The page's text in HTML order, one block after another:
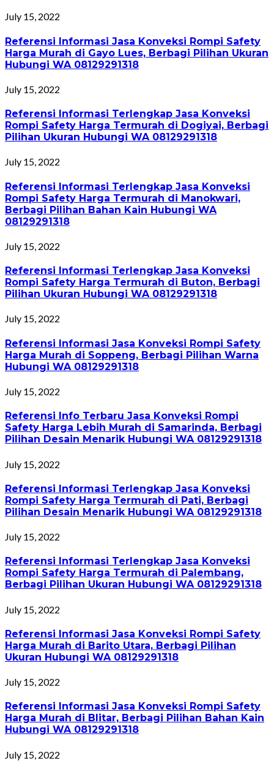
July 15, 2022
Referensi Informasi Jasa Konveksi Rompi Safety
Harga Murah di Gayo Lues, Berbagi Pilihan Ukuran
Hubungi WA 08129291318
July 15, 2022
Referensi Informasi Terlengkap Jasa Konveksi
Rompi Safety Harga Termurah di Dogiyai, Berbagi
Pilihan Ukuran Hubungi WA 08129291318
July 15, 2022
Referensi Informasi Terlengkap Jasa Konveksi
Rompi Safety Harga Termurah di Manokwari,
Berbagi Pilihan Bahan Kain Hubungi WA
08129291318
July 15, 2022
Referensi Informasi Terlengkap Jasa Konveksi
Rompi Safety Harga Termurah di Buton, Berbagi
Pilihan Ukuran Hubungi WA 08129291318
July 15, 2022
Referensi Informasi Jasa Konveksi Rompi Safety
Harga Murah di Soppeng, Berbagi Pilihan Warna
Hubungi WA 08129291318
July 15, 2022
Referensi Info Terbaru Jasa Konveksi Rompi
Safety Harga Lebih Murah di Samarinda, Berbagi
Pilihan Desain Menarik Hubungi WA 08129291318
July 15, 2022
Referensi Informasi Terlengkap Jasa Konveksi
Rompi Safety Harga Termurah di Pati, Berbagi
Pilihan Desain Menarik Hubungi WA 08129291318
July 15, 2022
Referensi Informasi Terlengkap Jasa Konveksi
Rompi Safety Harga Termurah di Palembang,
Berbagi Pilihan Ukuran Hubungi WA 08129291318
July 15, 2022
Referensi Informasi Jasa Konveksi Rompi Safety
Harga Murah di Barito Utara, Berbagi Pilihan
Ukuran Hubungi WA 08129291318
July 15, 2022
Referensi Informasi Jasa Konveksi Rompi Safety
Harga Murah di Blitar, Berbagi Pilihan Bahan Kain
Hubungi WA 08129291318
July 15, 2022